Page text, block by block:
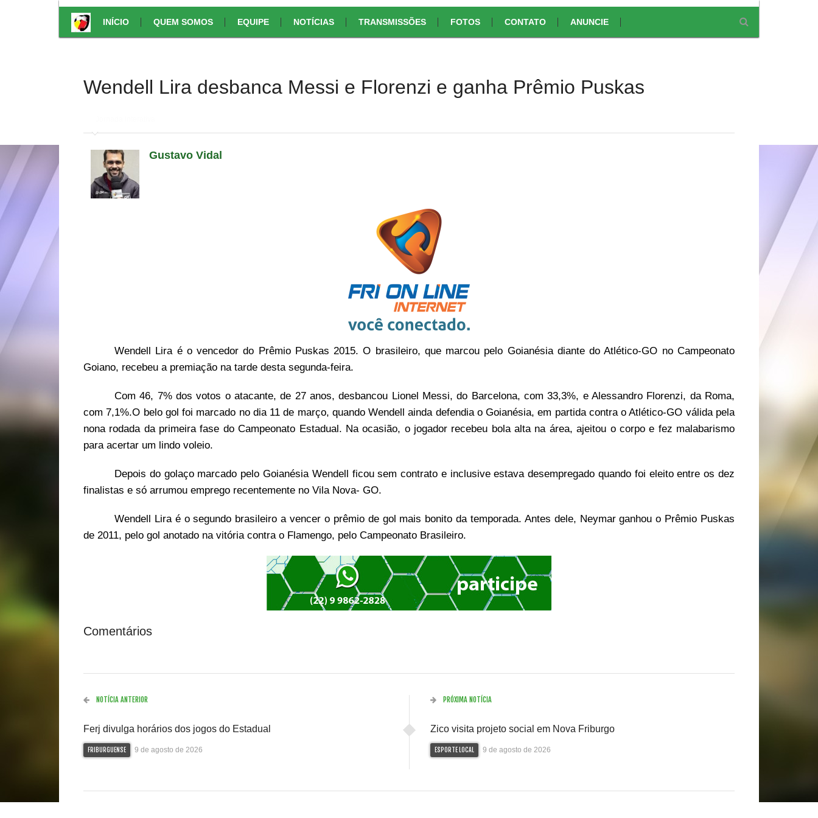
INÍCIO QUEM SOMOS EQUIPE NOTÍCIAS TRANSMISSÕES FOTOS CONTATO ANUNCIE
Wendell Lira desbanca Messi e Florenzi e ganha Prêmio Puskas
Gustavo Vidal
Wendell Lira é o vencedor do Prêmio Puskas 2015. O brasileiro, que marcou pelo Goianésia diante do Atlético-GO no Campeonato
Goiano, recebeu a premiação na tarde desta segunda-feira.
Com 46, 7% dos votos o atacante, de 27 anos, desbancou Lionel Messi, do Barcelona, com 33,3%, e Alessandro Florenzi, da Roma,
com 7,1%.O belo gol foi marcado no dia 11 de março, quando Wendell ainda defendia o Goianésia, em partida contra o Atlético-GO válida pela
nona rodada da primeira fase do Campeonato Estadual. Na ocasião, o jogador recebeu bola alta na área, ajeitou o corpo e fez malabarismo
para acertar um lindo voleio.
Depois do golaço marcado pelo Goianésia Wendell ficou sem contrato e inclusive estava desempregado quando foi eleito entre os dez
finalistas e só arrumou emprego recentemente no Vila Nova- GO.
Wendell Lira é o segundo brasileiro a vencer o prêmio de gol mais bonito da temporada. Antes dele, Neymar ganhou o Prêmio Puskas
de 2011, pelo gol anotado na vitória contra o Flamengo, pelo Campeonato Brasileiro.
Comentários
NOTÍCIA ANTERIOR
Ferj divulga horários dos jogos do Estadual
FRIBURGUENSE 9 de agosto de 2026
PRÓXIMA NOTÍCIA
Zico visita projeto social em Nova Friburgo
ESPORTE LOCAL 9 de agosto de 2026